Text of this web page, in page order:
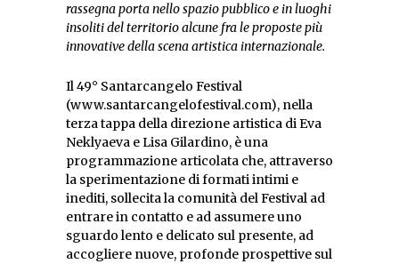
rassegna porta nello spazio pubblico e in luoghi
insoliti del territorio alcune fra le proposte più
innovative della scena artistica internazionale.
Il 49° Santarcangelo Festival
(www.santarcangelofestival.com), nella
terza tappa della direzione artistica di Eva
Neklyaeva e Lisa Gilardino, è una
programmazione articolata che, attraverso
la sperimentazione di formati intimi e
inediti, sollecita la comunità del Festival ad
entrare in contatto e ad assumere uno
sguardo lento e delicato sul presente, ad
accogliere nuove, profonde prospettive sul